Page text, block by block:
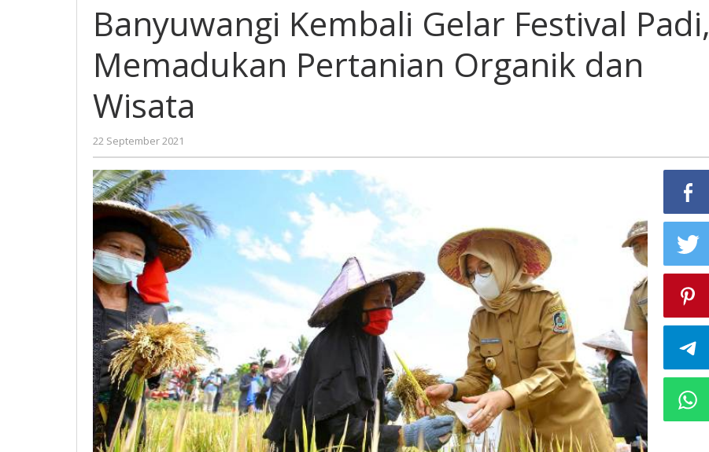
Festival
Padi,
Memadukan
Pertanian
Banyuwangi Kembali Gelar Festival Padi,
Memadukan Pertanian Organik dan
Wisata
22 September 2021
Gatot
Susanto